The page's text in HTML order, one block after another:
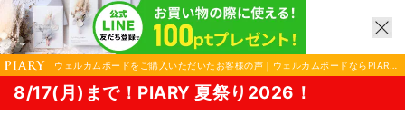
ウェルカムボードをご購入いただいたお客様の声｜ウェルカムボードならPIARY
（ピアリー）
PIARY 夏祭り2026！